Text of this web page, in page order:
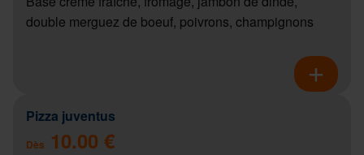
double merguez de boeuf, poivrons, champignons
Pizza juventus
Dès 10.00 €